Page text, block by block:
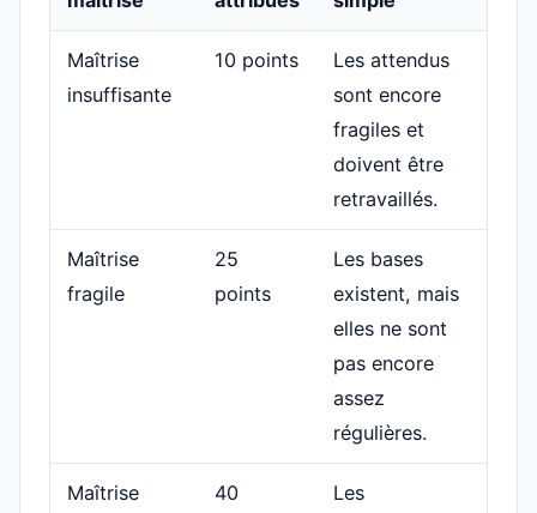
Maîtrise
insuffisante
10 points
Les attendus
sont encore
fragiles et
doivent être
retravaillés.
Maîtrise
fragile
25
points
Les bases
existent, mais
elles ne sont
pas encore
assez
régulières.
Maîtrise
40
Les